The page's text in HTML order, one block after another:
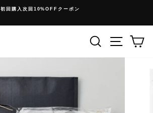
初回購入次回10%OFFクーポン
検索 メニ